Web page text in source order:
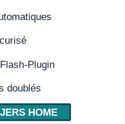
Plugin
doublés
HOME